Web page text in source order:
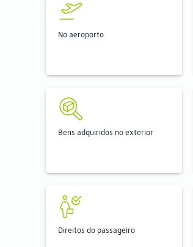
No aeroporto
Bens adquiridos no exterior
Direitos do passageiro